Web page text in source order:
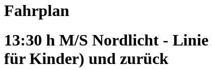
Fahrplan
13:30 h M/S Nordlicht -
für Kinder) und zurück